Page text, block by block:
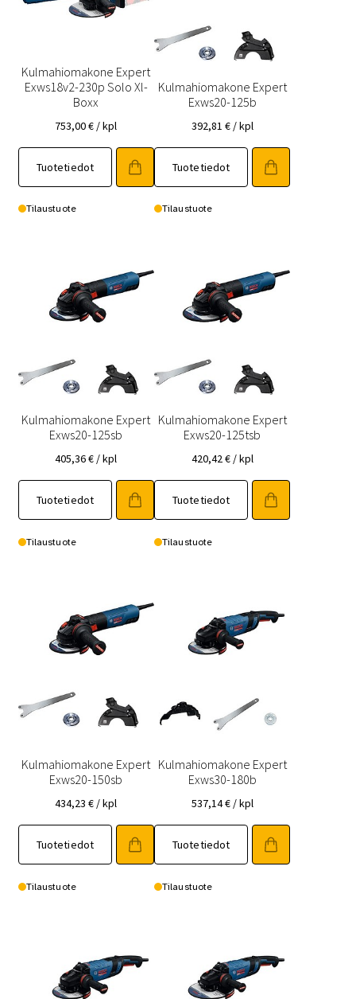
Kulmahiomakone Expert
Exws18v2-230p Solo Xl-
Boxx
753,00€ / kpl
Tuotetiedot
Tilaustuote
Kulmahiomakone Expert
Exws20-125b
392,81 € / kpl
Tuotetiedot
Tilaustuote
Kulmahiomakone Expert
Exws20-125sb
405,36€ / kpl
Tuotetiedot
Tilaustuote
Kulmahiomakone Expert
Exws20-125tsb
420,42€ / kpl
Tuotetiedot
Tilaustuote
Kulmahiomakone Expert
Exws20-150sb
434,23€ / kpl
Tuotetiedot
Tilaustuote
Kulmahiomakone Expert
Exws30-180b
537,14€ / kpl
Tuotetiedot
Tilaustuote